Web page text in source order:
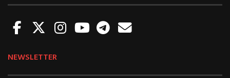
NEWSLETTER